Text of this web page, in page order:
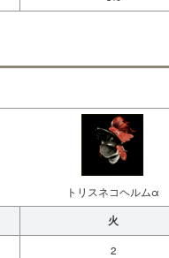
トリスネコヘルムα
火
2